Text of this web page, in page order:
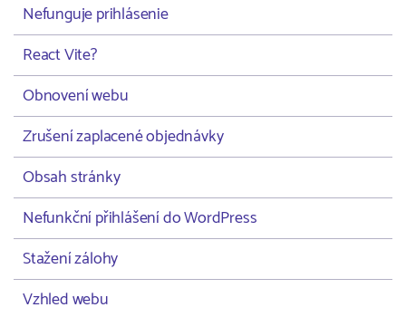
Nefunguje prihlásenie
React Vite?
Obnovení webu
Zrušení zaplacené objednávky
Obsah stránky
Nefunkční přihlášení do WordPress
Stažení zálohy
Vzhled webu